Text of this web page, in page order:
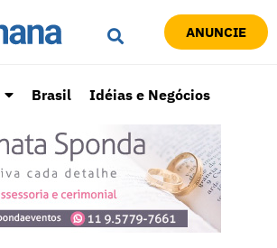
ANUNCIE
Brasil Idéias e Negócios